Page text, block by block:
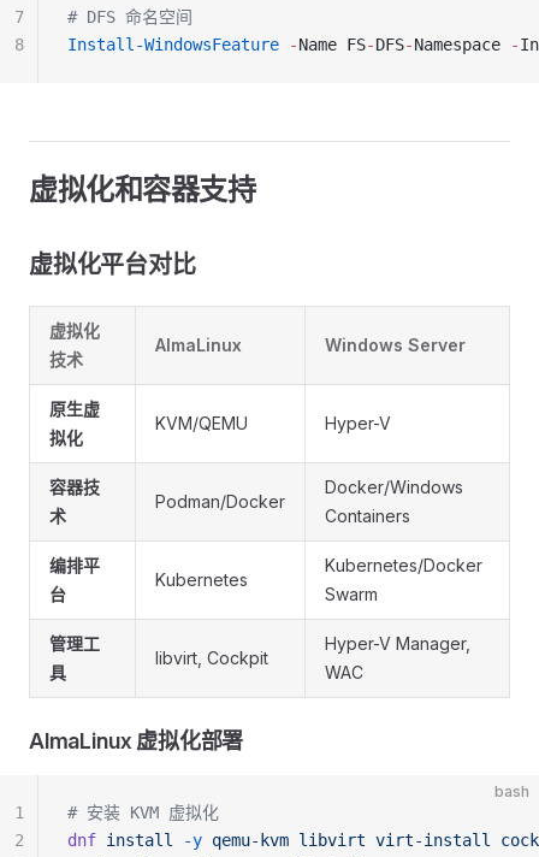
# DFS 命名空间
Install-WindowsFeature -Name FS-DFS-Namespace -
7
8
虚拟化和容器支持
虚拟化平台对比
虚拟化
技术
AlmaLinux Windows Server
原生虚
拟化
KVM/QEMU Hyper-V
容器技
术
Podman/Docker
Docker/Windows
Containers
编排平
台
Kubernetes
Kubernetes/Docker
Swarm
管理工
具
libvirt, Cockpit
Hyper-V Manager,
WAC
AlmaLinux 虚拟化部署
bash
# 安装 KVM 虚拟化
dnf install -y qemu-kvm libvirt virt-install
1
2